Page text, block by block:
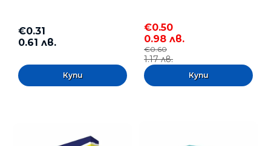
€0.31
0.61 лв.
€0.50
0.98 лв.
€0.60
1.17 лв.